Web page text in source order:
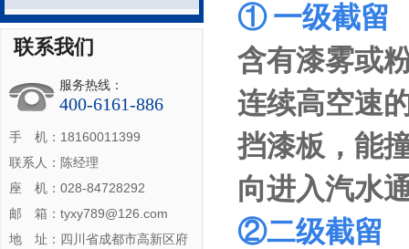
联系我们
服务热线：
400-6161-886
手 机：18160011399
联系人：陈经理
座 机：028-84728292
邮 箱：tyxy789@126.com
地 址：四川省成都市高新区府
①一级截留
含有漆雾或
连续高空速
挡漆板，能
向进入汽水
②二级截留